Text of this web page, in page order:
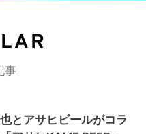
事
とアサヒビールがコラ